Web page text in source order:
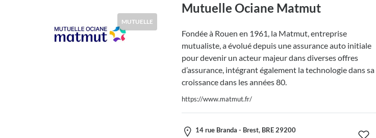
MUTUELLE
Mutuelle Ociane Matmut
Fondée à Rouen en 1961, la Matmut, entreprise
mutualiste, a évolué depuis une assurance auto initiale
pour devenir un acteur majeur dans diverses offres
d’assurance, intégrant également la technologie dans sa
croissance dans les années 80.
https://www.matmut.fr/
14 rue Branda - Brest, BRE 29200